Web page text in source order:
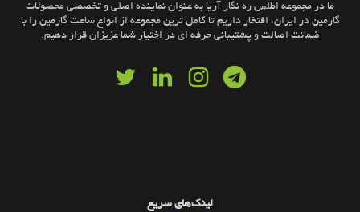
ما در مجموعه اطلس ره نگار آریا به عنوان نماینده اصلی و تخصصی محصولات
گارمین در ایران، افتخار داریم تا کامل ترین مجموعه از انواع ساعت گارمین را با
ضمانت اصالت و پشتیبانی حرفه ای در اختیار شما عزیزان قرار دهیم.
لینک‌های سریع